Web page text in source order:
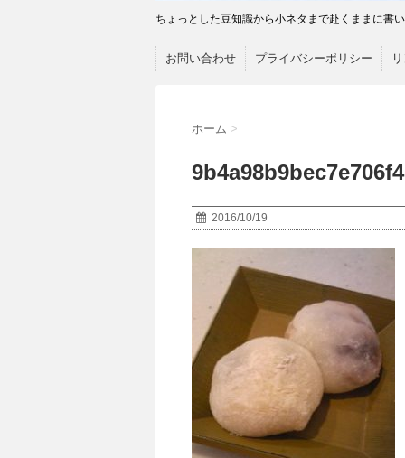
ちょっとした豆知識から小ネタまで赴くままに書
お問い合わせ プライバシーポリシー
ホーム >
2016/10/19